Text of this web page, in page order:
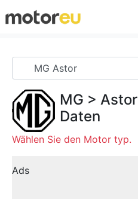
MG > Astor
Daten
Wählen Sie den Motor typ.
Ads